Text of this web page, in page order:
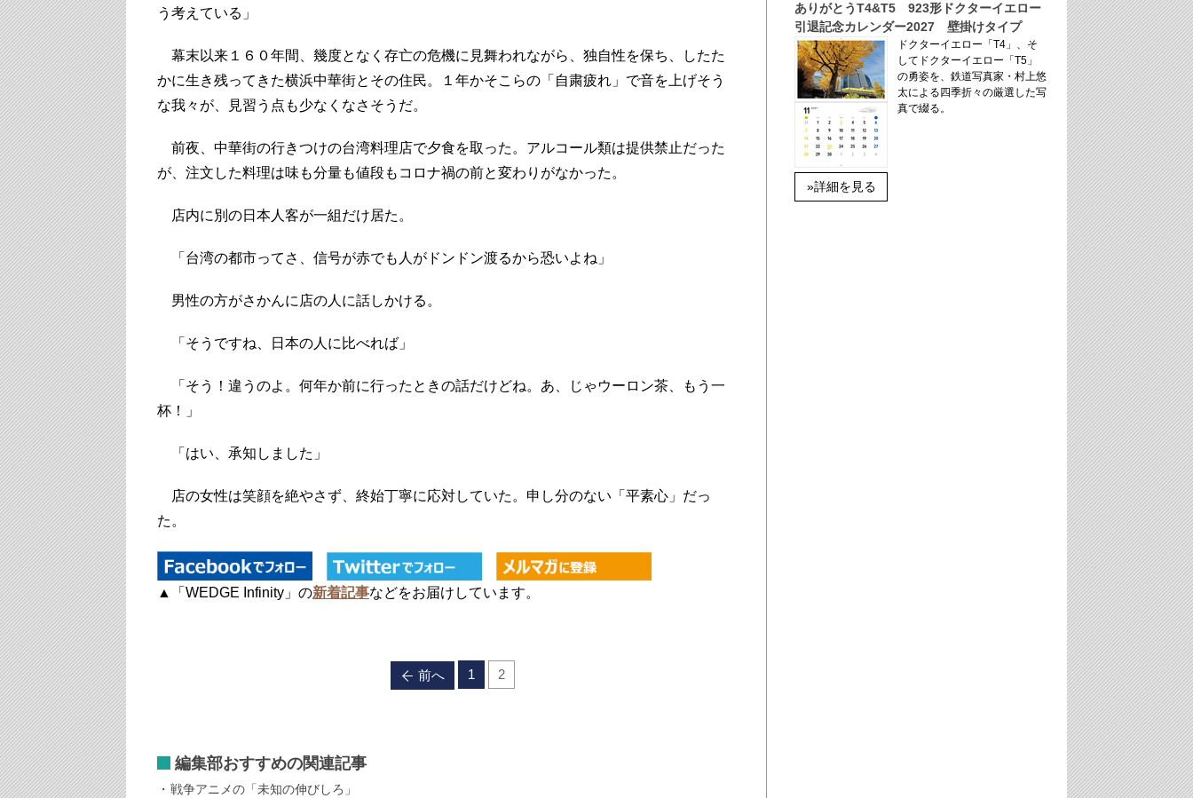
う考えている」
幕末以来１６０年間、幾度となく存亡の危機に見舞われながら、独自性を保ち、したた
かに生き残ってきた横浜中華街とその住民。１年かそこらの「自粛疲れ」で音を上げそう
な我々が、見習う点も少なくなさそうだ。
前夜、中華街の行きつけの台湾料理店で夕食を取った。アルコール類は提供禁止だった
が、注文した料理は味も分量も値段もコロナ禍の前と変わりがなかった。
店内に別の日本人客が一組だけ居た。
「台湾の都市ってさ、信号が赤でも人がドンドン渡るから恐いよね」
男性の方がさかんに店の人に話しかける。
「そうですね、日本の人に比べれば」
「そう！違うのよ。何年か前に行ったときの話だけどね。あ、じゃウーロン茶、もう一
杯！」
「はい、承知しました」
店の女性は笑顔を絶やさず、終始丁寧に応対していた。申し分のない「平素心」だっ
た。
▲「WEDGE Infinity」の新着記事などをお届けしています。
前へ 1 2
編集部おすすめの関連記事
戦争アニメの「未知の伸びしろ」
ありがとうT4&T5 923形ドクターイエロー
引退記念カレンダー2027 壁掛けタイプ
»詳細を見る
ドクターイエロー「T4」、そ
してドクターイエロー「T5」
の勇姿を、鉄道写真家・村上悠
太による四季折々の厳選した写
真で綴る。